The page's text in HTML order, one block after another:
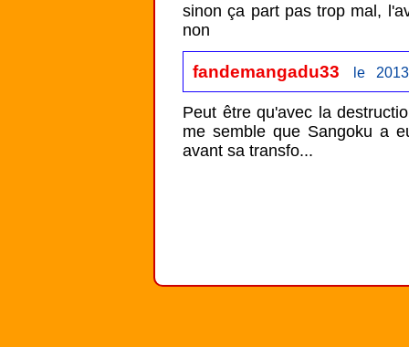
sinon ça part pas trop mal,
non
fandemangadu33 le
Peut être qu'avec la
me semble que Sangoku a
avant sa transfo...